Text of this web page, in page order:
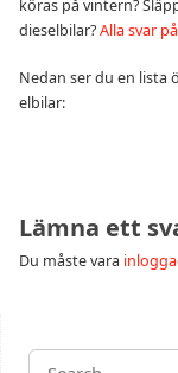
köras på vintern?
dieselbilar?Alla svar
Nedan ser du en lista
elbilar:
Lämna ett
Du måste vara